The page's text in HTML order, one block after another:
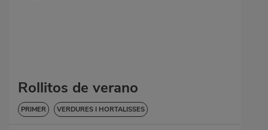
Rollitos de verano
PRIMER VERDURES I HORTALISSES